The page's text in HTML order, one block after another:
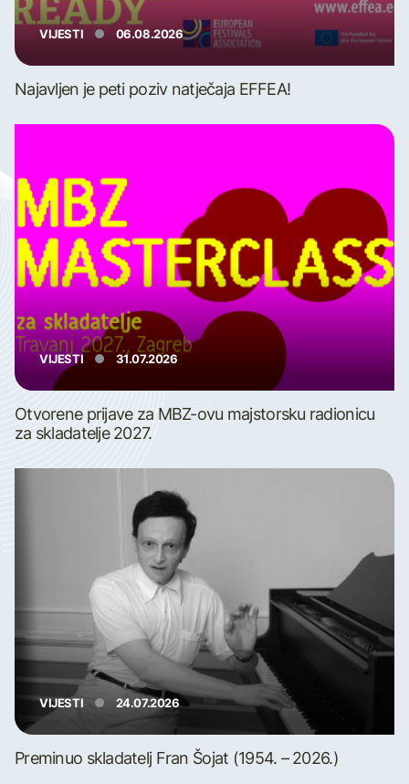
VIJESTI 06.08.2026
Najavljen je peti poziv natječaja EFFEA!
VIJESTI 31.07.2026
Otvorene prijave za MBZ-ovu majstorsku radionicu
za skladatelje 2027.
VIJESTI 24.07.2026
Preminuo skladatelj Fran Šojat (1954. – 2026.)